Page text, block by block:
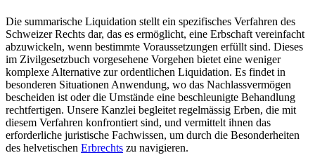
Die summarische Liquidation stellt ein spezifisches Verfahren des
Schweizer Rechts dar, das es ermöglicht, eine Erbschaft vereinfacht
abzuwickeln, wenn bestimmte Voraussetzungen erfüllt sind. Dieses
im Zivilgesetzbuch vorgesehene Vorgehen bietet eine weniger
komplexe Alternative zur ordentlichen Liquidation. Es findet in
besonderen Situationen Anwendung, wo das Nachlassvermögen
bescheiden ist oder die Umstände eine beschleunigte Behandlung
rechtfertigen. Unsere Kanzlei begleitet regelmässig Erben, die mit
diesem Verfahren konfrontiert sind, und vermittelt ihnen das
erforderliche juristische Fachwissen, um durch die Besonderheiten
des helvetischen Erbrechts zu navigieren.